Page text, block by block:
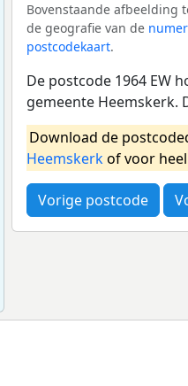
Bovenstaande afbeelding
de geografie van de
postcodekaart.
De postcode 1964 EW
gemeente Heemskerk.
Download de
Heemskerkof voor heel
Vorige postcode